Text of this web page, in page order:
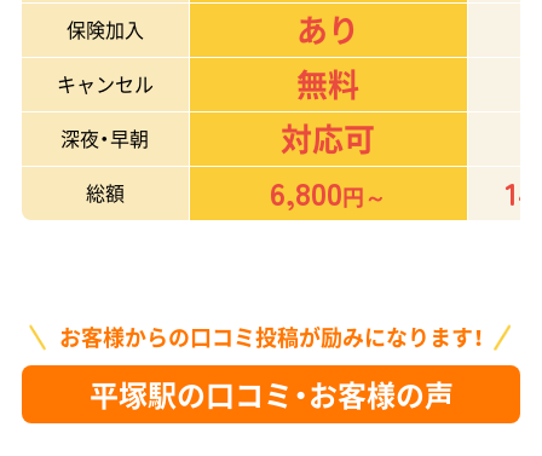
保険加入 あり
キャンセル 無料
深夜・早朝 対応可
総額
6,800円～
お客様からの口コミ投稿が励みになります！
平塚駅の口コミ・お客様の声